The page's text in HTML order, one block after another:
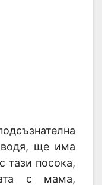
ще има
тази посока,
с мама,